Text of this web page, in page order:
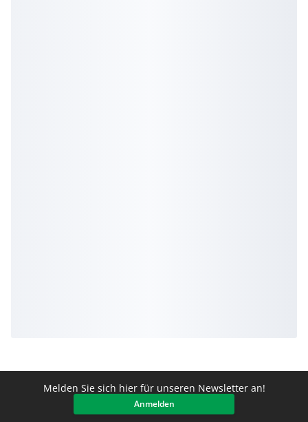
Melden Sie sich hier für unseren Newsletter an!
Anmelden